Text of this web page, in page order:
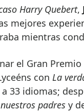
Harry Quebert,
mejores
mientras
el Gran
con La
33 idiomas;
padres y